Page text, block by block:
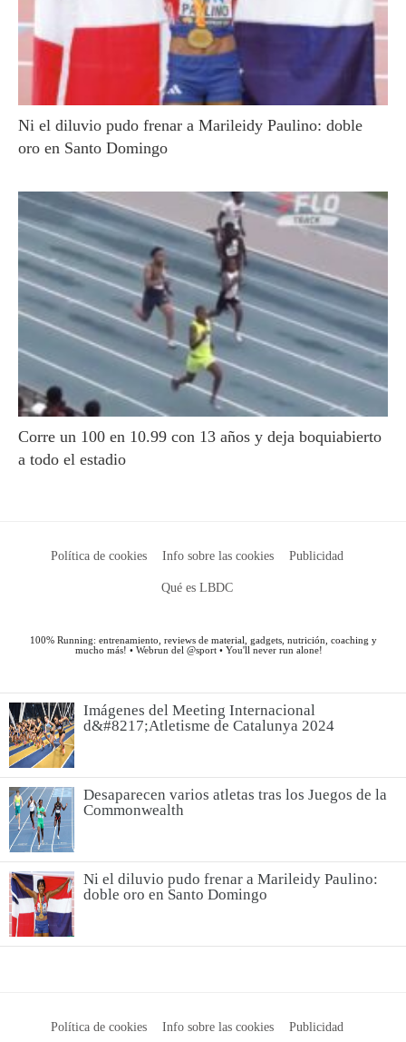
Imágenes del Meeting Internacional
d&#8217;Atletisme de Catalunya 2024
Desaparecen varios atletas tras los Juegos de la
Commonwealth
Ni el diluvio pudo frenar a Marileidy Paulino:
doble oro en Santo Domingo
Política de cookies Info sobre las cookies Publicidad